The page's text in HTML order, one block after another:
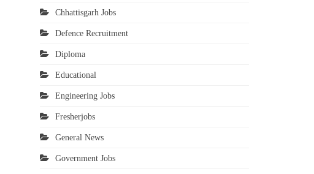
Chhattisgarh Jobs
Defence Recruitment
Diploma
Educational
Engineering Jobs
Fresherjobs
General News
Government Jobs